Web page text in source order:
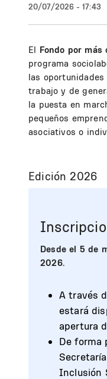
20/07/2026 - 17:43
El Fondo por más
programa
las
trabajo y de
la puesta en
pequeños
asociativos o
Edición 2026
Desde el 5 de
2026.
A través
estará
apertura
De forma
Inclusión